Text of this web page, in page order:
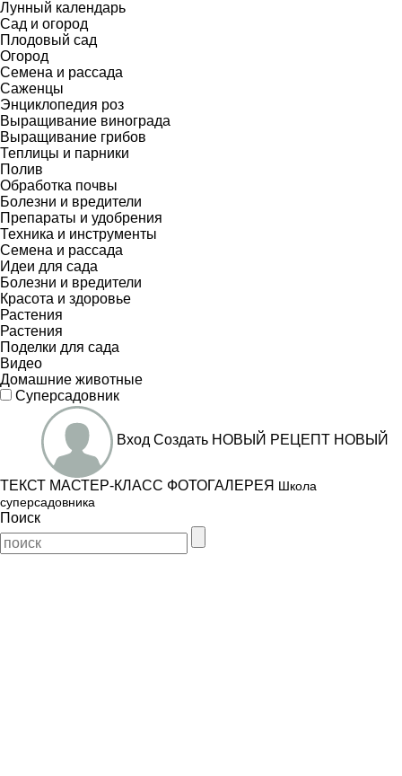
Лунный календарь
Сад и огород
Плодовый сад
Огород
Семена и рассада
Саженцы
Энциклопедия роз
Выращивание винограда
Выращивание грибов
Теплицы и парники
Полив
Обработка почвы
Болезни и вредители
Препараты и удобрения
Техника и инструменты
Семена и рассада
Идеи для сада
Болезни и вредители
Красота и здоровье
Растения
Растения
Поделки для сада
Видео
Домашние животные
Суперсадовник
Вход Создать НОВЫЙ РЕЦЕПТ НОВЫЙ
ТЕКСТ МАСТЕР-КЛАСС ФОТОГАЛЕРЕЯ Школа
суперсадовника
Поиск